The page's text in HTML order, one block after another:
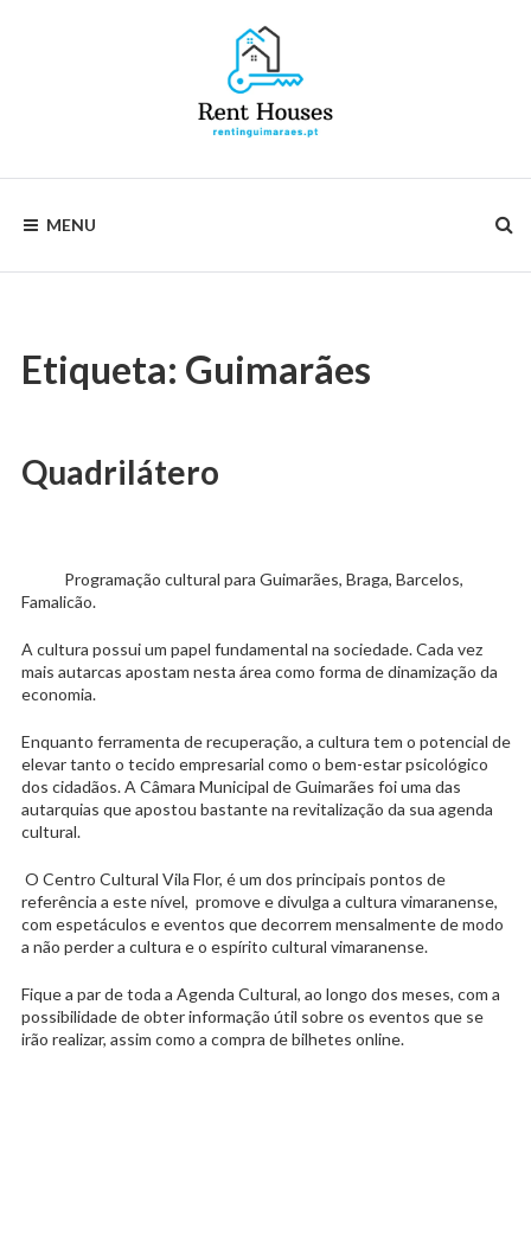
MENU
Etiqueta: Guimarães
Quadrilátero
Programação cultural para Guimarães, Braga, Barcelos,
Famalicão.
A cultura possui um papel fundamental na sociedade. Cada vez
mais autarcas apostam nesta área como forma de dinamização da
economia.
Enquanto ferramenta de recuperação, a cultura tem o potencial de
elevar tanto o tecido empresarial como o bem-estar psicológico
dos cidadãos. A Câmara Municipal de Guimarães foi uma das
autarquias que apostou bastante na revitalização da sua agenda
cultural.
O Centro Cultural Vila Flor, é um dos principais pontos de
referência a este nível, promove e divulga a cultura vimaranense,
com espetáculos e eventos que decorrem mensalmente de modo
a não perder a cultura e o espírito cultural vimaranense.
Fique a par de toda a Agenda Cultural, ao longo dos meses, com a
possibilidade de obter informação útil sobre os eventos que se
irão realizar, assim como a compra de bilhetes online.